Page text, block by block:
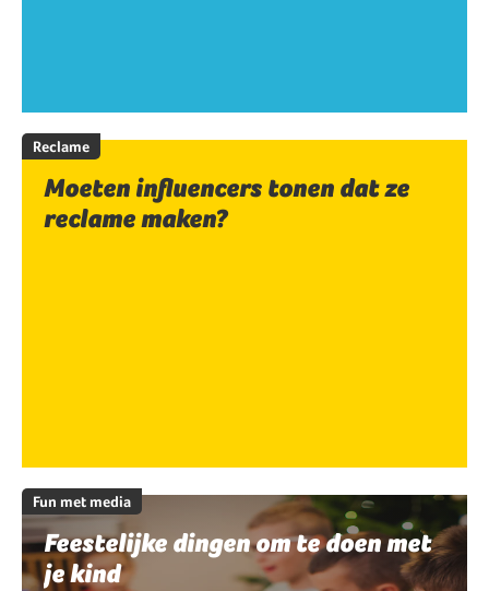
Reclame
Moeten influencers tonen dat ze
reclame maken?
Fun met media
Feestelijke dingen om te doen met
je kind